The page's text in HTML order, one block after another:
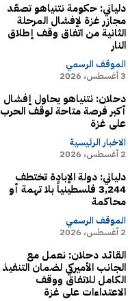
دلياني: حكومة نتنياهو تصعّد
مجازر غزة لإفشال المرحلة
الثانية من اتفاق وقف إطلاق
النار
الموقف الرسمي
3 أغسطس، 2026
دحلان: نتنياهو يحاول إفشال
أكبر فرصة متاحة لوقف الحرب
على غزة
الاخبار الرئيسية
2 أغسطس، 2026
دلياني: دولة الإبادة تختطف
3,244 فلسطينياً بلا تهمة أو
محاكمة
الموقف الرسمي
2 أغسطس، 2026
القائد دحلان: نعمل مع
الجانب الأميركي لضمان التنفيذ
الكامل للاتفاق ووقف
الاعتداءات على غزة